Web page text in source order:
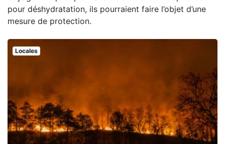
pour déshydratation, ils pourraient faire l’objet d’une
mesure de protection.
Locales